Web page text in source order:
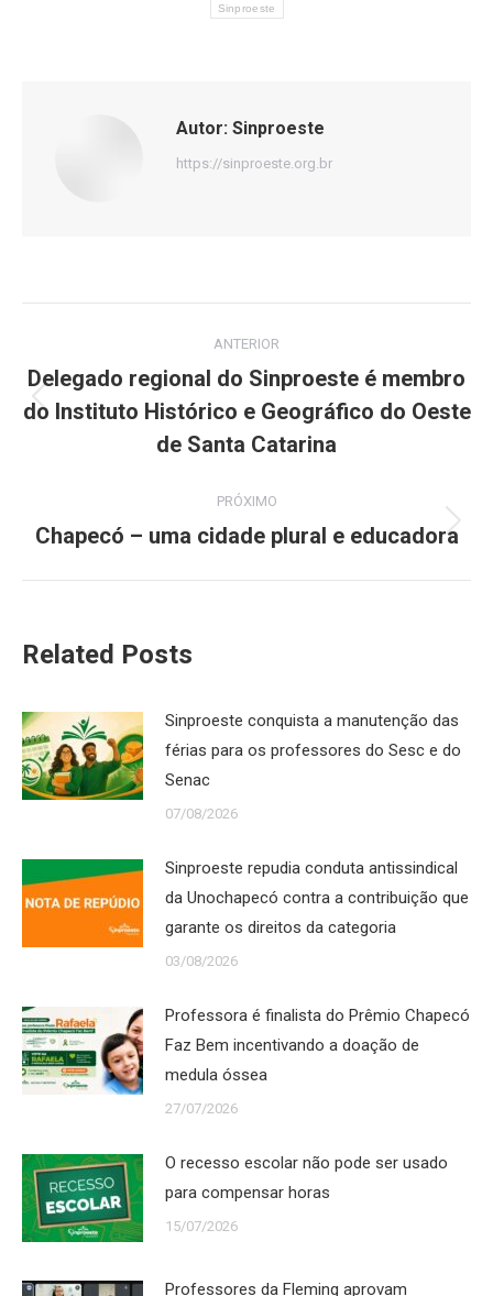
Sinproeste
Autor: Sinproeste
https://sinproeste.org.br
de
post:
ANTERIOR
Post
anterior:
Delegado regional do Sinproeste é membro
do Instituto Histórico e Geográfico do Oeste
de Santa Catarina
PRÓXIMO
Próximo
Chapecó – uma cidade plural e educadora
Related Posts
Sinproeste conquista a manutenção das
férias para os professores do Sesc e do
Senac
07/08/2026
Sinproeste repudia conduta antissindical
da Unochapecó contra a contribuição que
garante os direitos da categoria
03/08/2026
Professora é finalista do Prêmio Chapecó
Faz Bem incentivando a doação de
medula óssea
27/07/2026
O recesso escolar não pode ser usado
para compensar horas
15/07/2026
Professores da Fleming aprovam